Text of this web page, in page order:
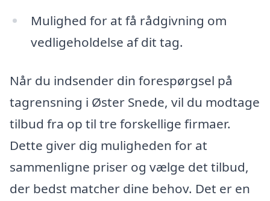
Mulighed for at få rådgivning om
vedligeholdelse af dit tag.
Når du indsender din forespørgsel på
tagrensning i Øster Snede, vil du modtage
tilbud fra op til tre forskellige firmaer.
Dette giver dig muligheden for at
sammenligne priser og vælge det tilbud,
der bedst matcher dine behov. Det er en